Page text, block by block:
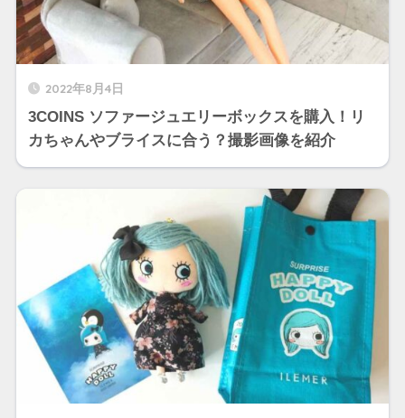
2022年8月4日
3COINS ソファージュエリーボックスを購入！リ
カちゃんやブライスに合う？撮影画像を紹介